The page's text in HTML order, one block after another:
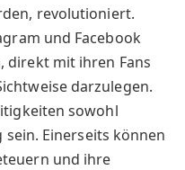
revolutioniert.
und Facebook
direkt mit ihren Fans
darzulegen.
sowohl
Einerseits können
und ihre